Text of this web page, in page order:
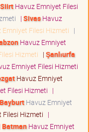
SiirtHavuz Emniyet Filesi
| SivasHavuz
Emniyet Filesi Hizmeti |
Havuz Emniyet
Hizmeti | Şanlıurfa
Emniyet Filesi Hizmeti
Havuz Emniyet
Filesi Hizmeti |
BayburtHavuz Emniyet
Hizmeti |
BatmanHavuz Emniyet